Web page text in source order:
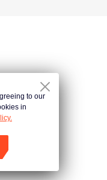
to our
in